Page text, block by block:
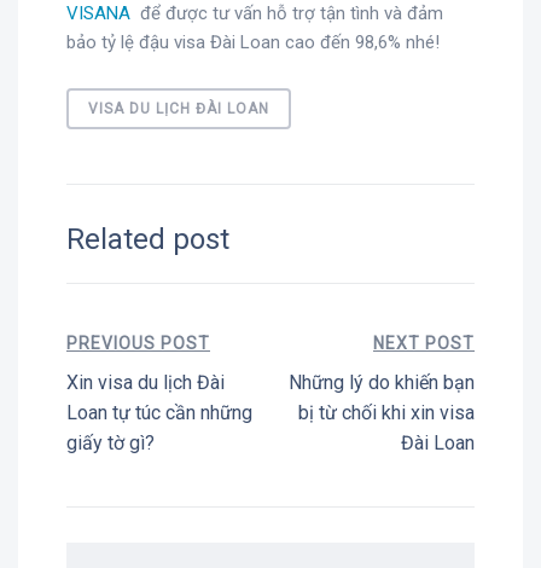
VISANA để được tư vấn hỗ trợ tận tình và đảm
bảo tỷ lệ đậu visa Đài Loan cao đến 98,6% nhé!
VISA DU LỊCH ĐÀI LOAN
Related post
PREVIOUS POST
Xin visa du lịch Đài
Loan tự túc cần những
giấy tờ gì?
NEXT POST
Những lý do khiến bạn
bị từ chối khi xin visa
Đài Loan